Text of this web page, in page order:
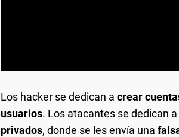
Los hacker se dedican a crear
usuarios. Los atacantes se dedican
privados, donde se les envía una